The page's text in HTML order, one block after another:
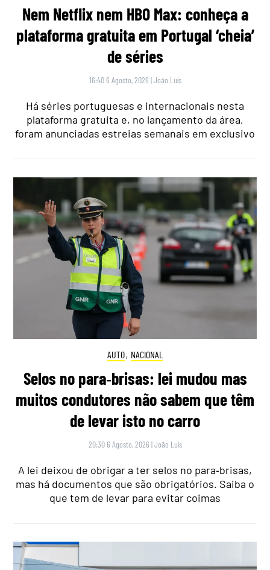
Nem Netflix nem HBO Max: conheça a
plataforma gratuita em Portugal ‘cheia’
de séries
16:40 6 Agosto, 2026 |João Luís
Há séries portuguesas e internacionais nesta
plataforma gratuita e, no lançamento da área,
foram anunciadas estreias semanais em exclusivo
AUTO, NACIONAL
Selos no para‑brisas: lei mudou mas
muitos condutores não sabem que têm
de levar isto no carro
20:30 6 Agosto, 2026 |João Luís
A lei deixou de obrigar a ter selos no para‑brisas,
mas há documentos que são obrigatórios. Saiba o
que tem de levar para evitar coimas